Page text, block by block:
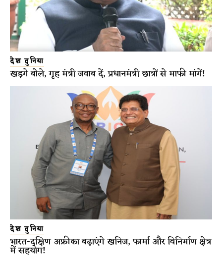
देश दुनिया
खड़गे बोले, गृह मंत्री जवाब दें, प्रधानमंत्री छात्रों से माफी मांगें!
देश दुनिया
भारत-दक्षिण अफ्रीका बढ़ाएंगे खनिज, फार्मा और विनिर्माण क्षेत्र
में सहयोग!